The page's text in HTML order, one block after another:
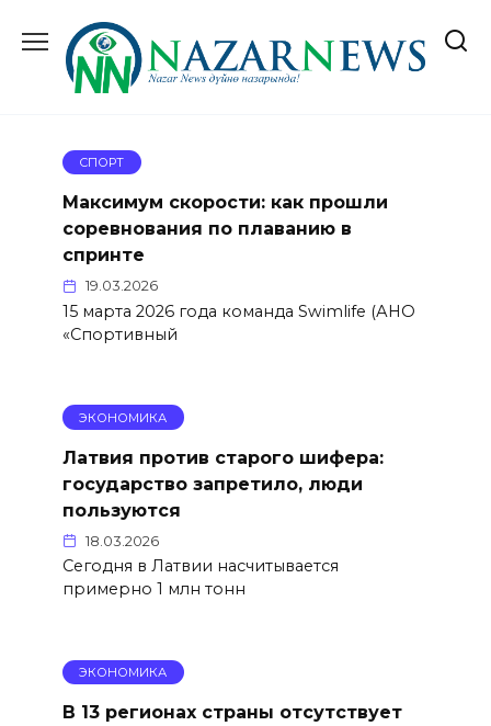
содержанию
СПОРТ
Максимум скорости: как прошли
соревнования по плаванию в
спринте
19.03.2026
15 марта 2026 года команда Swimlife (АНО
«Спортивный
ЭКОНОМИКА
Латвия против старого шифера:
государство запретило, люди
пользуются
18.03.2026
Сегодня в Латвии насчитывается
примерно 1 млн тонн
ЭКОНОМИКА
В 13 регионах страны отсутствует